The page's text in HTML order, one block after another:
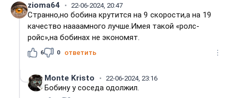
zioma64 22-06-2024, 20:47
Странно,но бобина крутится на 9 скорости,а на 19
качество наааамного лучше.Имея такой «ролс-
ройс»,на бобинах не экономят.
6 0 ответить
Monte Kristo 22-06-2024, 23:16
Бобину у соседа одолжил.